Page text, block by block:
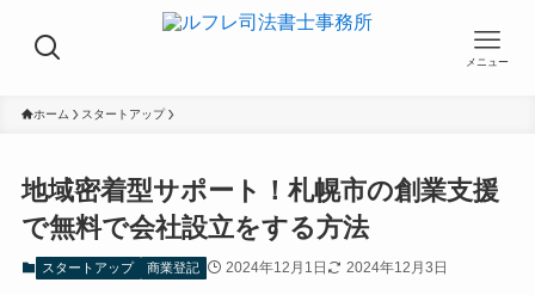
メニュー
ホーム スタートアップ
地域密着型サポート！札幌市の創業支援
で無料で会社設立をする方法
スタートアップ 商業登記 2024年12月1日 2024年12月3日